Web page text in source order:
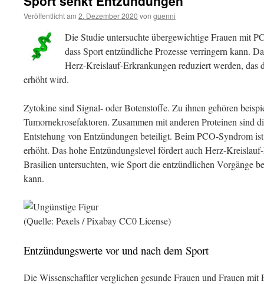
Veröffentlicht am 2. Dezember 2020 von guenni
Die Studie untersuchte übergewichtige Frauen mit
dass Sport entzündliche Prozesse verringern kann.
Herz-Kreislauf-Erkrankungen reduziert werden, das
erhöht wird.
Zytokine sind Signal- oder Botenstoffe. Zu ihnen gehören
Tumornekrosefaktoren. Zusammen mit anderen Proteinen sind
Entstehung von Entzündungen beteiligt. Beim PCO-Syndrom
erhöht. Das hohe Entzündungslevel fördert auch Herz-
Brasilien untersuchten, wie Sport die entzündlichen Vorgänge
kann.
(Quelle: Pexels / Pixabay CC0 License)
Entzündungswerte vor und nach dem Sport
Die Wissenschaftler verglichen gesunde Frauen und Frauen